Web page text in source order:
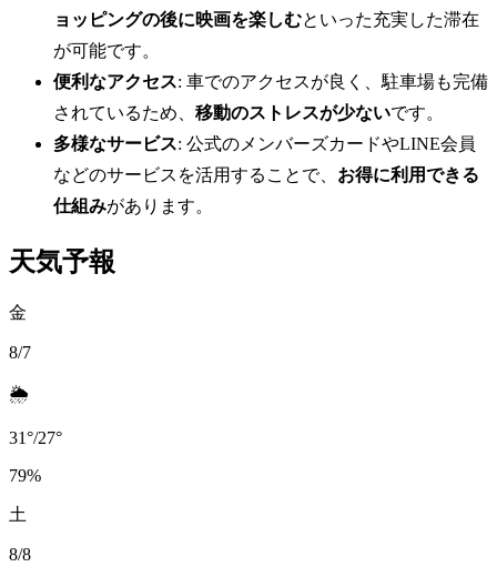
ョッピングの後に映画を楽しむといった充実した滞在
が可能です。
便利なアクセス: 車でのアクセスが良く、駐車場も完備
されているため、 移動のストレスが少ないです。
多様なサービス: 公式のメンバーズカードやLINE会員
などのサービスを活用することで、 お得に利用できる
仕組みがあります。
天気予報
金
8/7
🌦️
31°/27°
79%
土
8/8